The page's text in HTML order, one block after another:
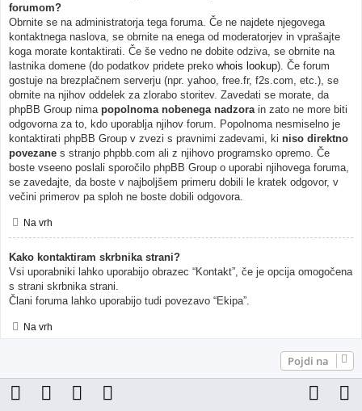
forumom?
Obrnite se na administratorja tega foruma. Če ne najdete njegovega
kontaktnega naslova, se obrnite na enega od moderatorjev in vprašajte
koga morate kontaktirati. Če še vedno ne dobite odziva, se obrnite na
lastnika domene (do podatkov pridete preko whois lookup). Če forum
gostuje na brezplačnem serverju (npr. yahoo, free.fr, f2s.com, etc.), se
obrnite na njihov oddelek za zlorabo storitev. Zavedati se morate, da
phpBB Group nima popolnoma nobenega nadzora in zato ne more biti
odgovorna za to, kdo uporablja njihov forum. Popolnoma nesmiselno je
kontaktirati phpBB Group v zvezi s pravnimi zadevami, ki niso direktno
povezane s stranjo phpbb.com ali z njihovo programsko opremo. Če
boste vseeno poslali sporočilo phpBB Group o uporabi njihovega foruma,
se zavedajte, da boste v najboljšem primeru dobili le kratek odgovor, v
večini primerov pa sploh ne boste dobili odgovora.
Na vrh
Kako kontaktiram skrbnika strani?
Vsi uporabniki lahko uporabijo obrazec “Kontakt”, če je opcija omogočena
s strani skrbnika strani.
Člani foruma lahko uporabijo tudi povezavo “Ekipa”.
Na vrh
Pojdi na